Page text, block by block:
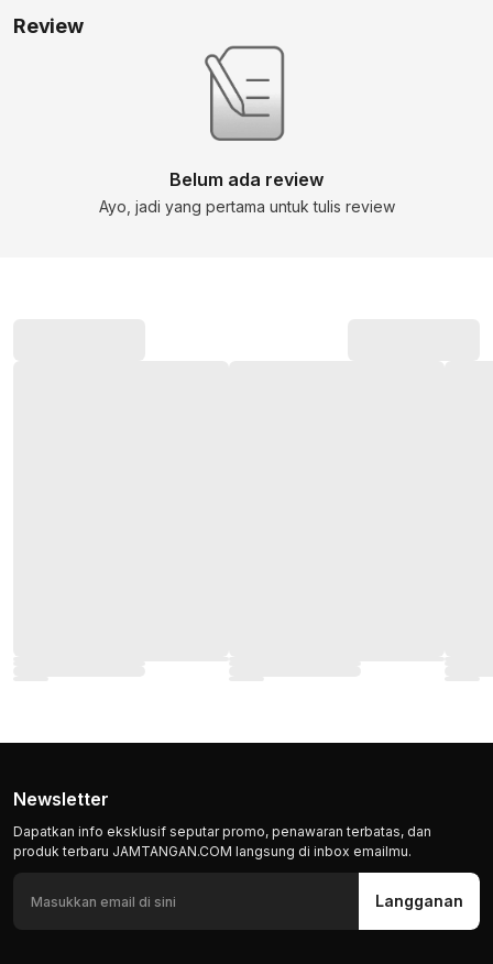
Newsletter
Dapatkan info eksklusif seputar promo, penawaran terbatas, dan
produk terbaru JAMTANGAN.COM langsung di inbox emailmu.
Langganan
Review
Belum ada review
Ayo, jadi yang pertama untuk tulis review